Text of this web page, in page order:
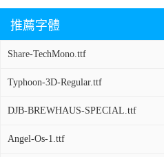
推薦字體
Share-TechMono.ttf
Typhoon-3D-Regular.ttf
DJB-BREWHAUS-SPECIAL.ttf
Angel-Os-1.ttf